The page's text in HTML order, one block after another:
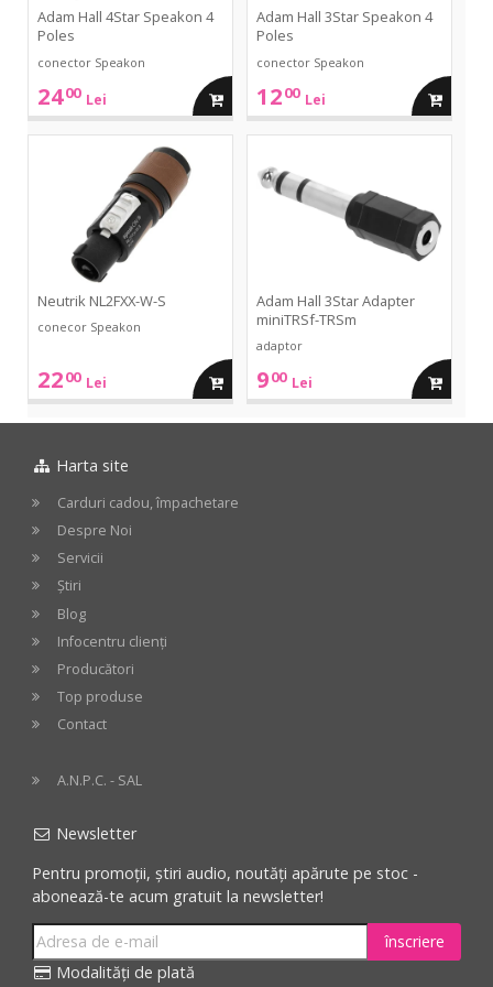
Adam Hall 4Star Speakon 4
Poles
conector Speakon
2400 Lei adauga
Adam Hall 3Star Speakon 4
Poles
conector Speakon
1200 Lei adauga
Neutrik NL2FXX-W-S
conecor Speakon
2200 Lei adauga
in
Adapter
miniTRSf-
Adam Hall 3Star Adapter
miniTRSf-TRSm
adaptor
900 Lei adauga
in
Harta site
Carduri cadou, împachetare
Despre Noi
Servicii
Știri
Blog
Infocentru clienți
Producători
Top produse
Contact
A.N.P.C. - SAL
Newsletter
Pentru promoții, știri audio, noutăți apărute pe stoc -
abonează-te acum gratuit la newsletter!
înscriere
Modalități de plată